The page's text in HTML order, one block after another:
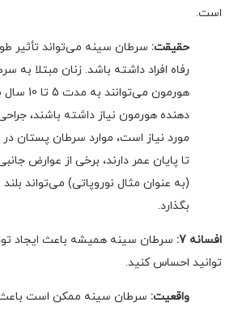
است.
حقیقت: سرطان سینه می‌تواند تأثیر
رفاه افراد داشته باشد. زنان مبتلا
هورمون
دهنده هورمون نیاز داشته باشند،
تا پایان عمر دارند، برخی از عوارض
(به عنوان مثال نوروپاتی) می‌تواند بلند
بگذارد.
افسانه 7:
سرطان سینه همیشه باعث ایجاد
توانید احساس کنید.
واقعیت: سرطان سینه ممکن است باعث